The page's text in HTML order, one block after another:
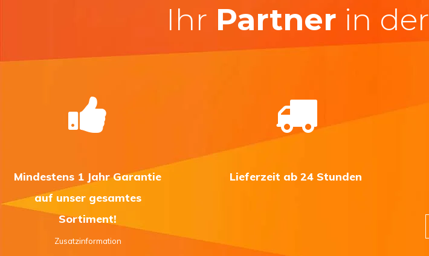
Ihr Partner in der
Mindestens 1 Jahr Garantie
auf unser gesamtes
Sortiment!
Zusatzinformation
Lieferzeit ab 24 Stunden